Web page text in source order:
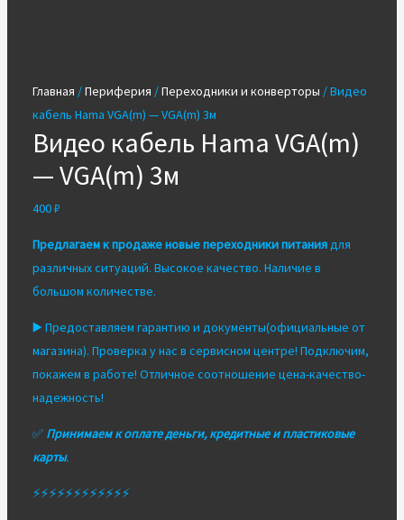
Главная /Периферия /Переходники и конверторы / Видео
кабель Hama VGA(m) — VGA(m) 3м
Видео кабель Hama VGA(m)
— VGA(m) 3м
400₽
Предлагаем к продаже новые переходники питаниядля
различных ситуаций. Высокое качество. Наличие в
большом количестве.
▶️ Предоставляем гарантию и документы(официальные от
магазина). Проверка у нас в сервисном центре! Подключим,
покажем в работе! Отличное соотношение цена-качество-
надежность!
✅ Принимаем к оплате деньги, кредитные и пластиковые
карты.
⚡⚡⚡⚡⚡⚡⚡⚡⚡⚡⚡⚡